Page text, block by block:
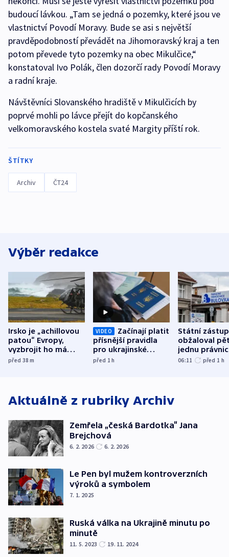
budoucí lávkou. „Tam se jedná o pozemky, které jsou ve
vlastnictví Povodí Moravy. Bude se asi s největší
pravděpodobností převádět na Jihomoravský kraj a ten
potom převede tyto pozemky na obec Mikulčice,“
konstatoval Ivo Polák, člen dozorčí rady Povodí Moravy
a radní kraje.
Návštěvníci Slovanského hradiště v Mikulčicích by
poprvé mohli po lávce přejít do kopčanského
velkomoravského kostela svaté Margity příští rok.
ŠTÍTKY
Archiv ČT24
Výběr redakce
Irsko je „achillovou
patou“ Evropy,
vyzbrojit ho má
Francie
před 38m
VIDEO
Začínají platit
přísnější pravidla
pro ukrajinské
uprchlíky
před 1h
Státní
obžaloval
jednu
osobu v
06:11 před 1 h
Aktuálně z rubriky Archiv
Zemřela „česká Bardotka“ Jana
Brejchová
6. 2. 2026 6. 2. 2026
Le Pen byl mužem kontroverzních
výroků a symbolem
7. 1. 2025
Ruská válka na Ukrajině minutu po
minutě
11. 5. 2023 19. 11. 2024